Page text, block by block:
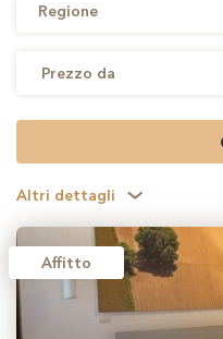
Regione
Prezzo da
Altri dettagli
Affitto